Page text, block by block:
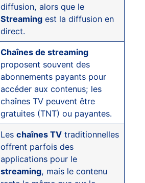
diffusion, alors que le
Streaming est la diffusion en
direct.
Chaînes de streaming
proposent souvent des
abonnements payants pour
accéder aux contenus; les
chaînes TV peuvent être
gratuites (TNT) ou payantes.
Leschaînes TV traditionnelles
offrent parfois des
applications pour le
streaming, mais le contenu